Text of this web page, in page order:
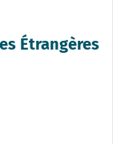
Étrangères